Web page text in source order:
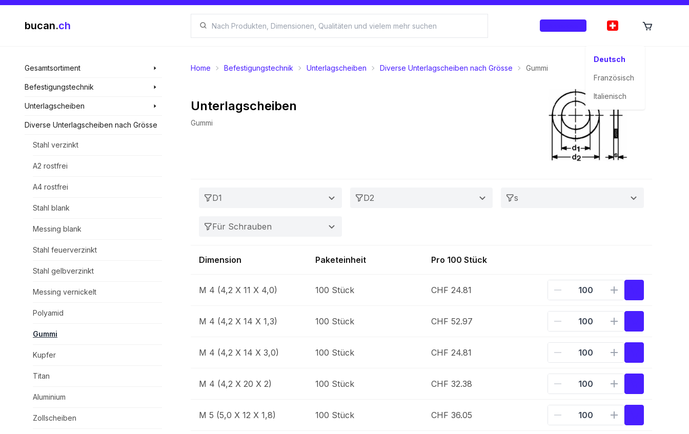
bucan.ch
Deutsch
Französisch
Italienisch
Gesamtsortiment
Befestigungstechnik
Unterlagscheiben
Diverse Unterlagscheiben nach Grösse
Stahl verzinkt
A2 rostfrei
A4 rostfrei
Stahl blank
Messing blank
Stahl feuerverzinkt
Stahl gelbverzinkt
Messing vernickelt
Polyamid
Gummi
Kupfer
Titan
Aluminium
Zollscheiben
Home Befestigungstechnik Unterlagscheiben Diverse Unterlagscheiben nach Grösse Gummi
Unterlagscheiben
Gummi
D1 D2 s
Für Schrauben
Dimension Paketeinheit Pro 100 Stück
M 4 (4,2 X 11 X 4,0) 100 Stück CHF 24.81
M 4 (4,2 X 14 X 1,3) 100 Stück CHF 52.97
M 4 (4,2 X 14 X 3,0) 100 Stück CHF 24.81
M 4 (4,2 X 20 X 2) 100 Stück CHF 32.38
M 5 (5,0 X 12 X 1,8) 100 Stück CHF 36.05